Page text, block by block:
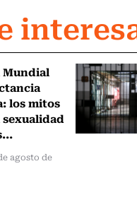
Mundial
los mitos
agosto de